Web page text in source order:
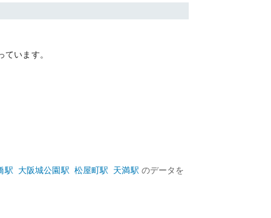
ています。
駅 大阪城公園駅 松屋町駅 天満駅 のデータを